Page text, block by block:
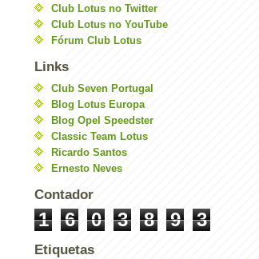
Club Lotus no Twitter
Club Lotus no YouTube
Fórum Club Lotus
Links
Club Seven Portugal
Blog Lotus Europa
Blog Opel Speedster
Classic Team Lotus
Ricardo Santos
Ernesto Neves
Contador
1 6 0 3 8 9 3
Etiquetas